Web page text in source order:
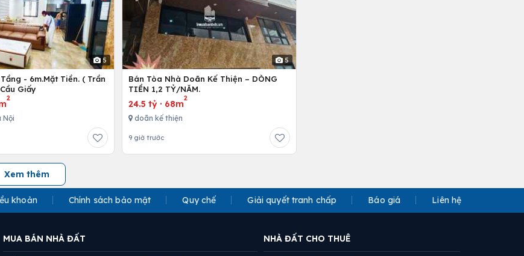
5
- 6m.Mặt Tiền. ( Trần
Giấy
2
Nội
5
Bán Tòa Nhà Doãn Kế Thiện – DÒNG
TIỀN 1,2 TỶ/NĂM.
24.5 tỷ· 68m
2
doãn kế thiện
9 giờ trước
Xem thêm
khoản Chính sách bảo mật Quy chế Giải quyết tranh chấp Báo giá Liên hệ
MUA BÁN NHÀ ĐẤT NHÀ ĐẤT CHO THUÊ